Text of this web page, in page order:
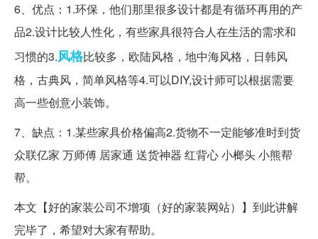
6、优点：1.环保，他们那里很多设计都是有循环再用的产
品2.设计比较人性化，有些家具很符合人在生活的需求和
习惯的3.风格比较多，欧陆风格，地中海风格，日韩风
格，古典风，简单风格等4.可以DIY,设计师可以根据需要
高一些创意小装饰。
7、缺点：1.某些家具价格偏高2.货物不一定能够准时到货
众联亿家 万师傅 居家通 送货神器 红背心 小榔头 小熊帮
帮。
本文【好的家装公司不增项（好的家装网站）】到此讲解
完毕了，希望对大家有帮助。